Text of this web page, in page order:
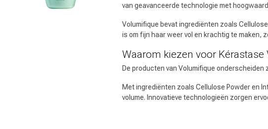
van geavanceerde technologie met
Volumifique bevat ingrediënten zoals
is om fijn haar weer vol en krachtig te maken,
Waarom kiezen voor
De producten van Volumifique
Met ingrediënten zoals Cellulose Powder en
volume. Innovatieve technologieën zorgen